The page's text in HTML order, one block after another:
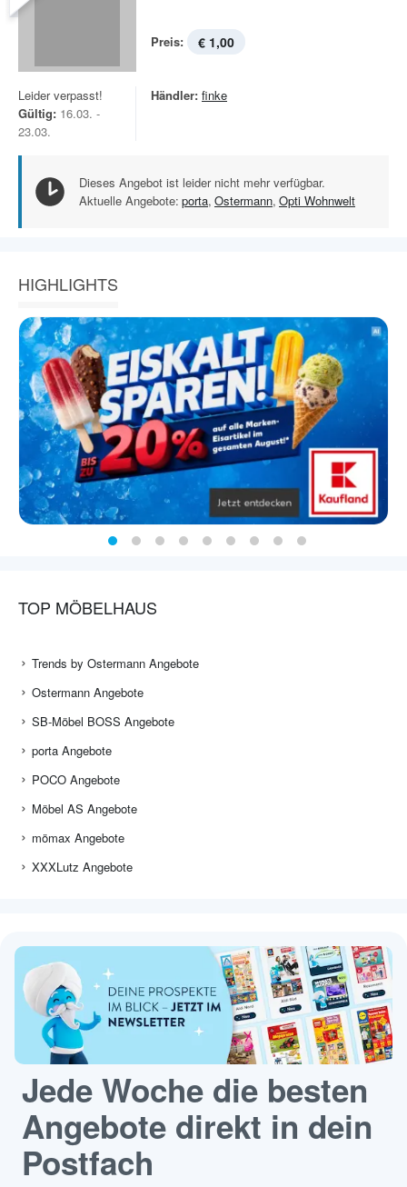
Preis: € 1,00
Leider verpasst!
Gültig: 16.03. -
23.03.
Händler: finke
Dieses Angebot ist leider nicht mehr verfügbar.
Aktuelle Angebote: porta, Ostermann, Opti Wohnwelt
HIGHLIGHTS
TOP MÖBELHAUS
Trends by Ostermann Angebote
Ostermann Angebote
SB-Möbel BOSS Angebote
porta Angebote
POCO Angebote
Möbel AS Angebote
mömax Angebote
XXXLutz Angebote
Jede Woche die besten
Angebote direkt in dein
Postfach